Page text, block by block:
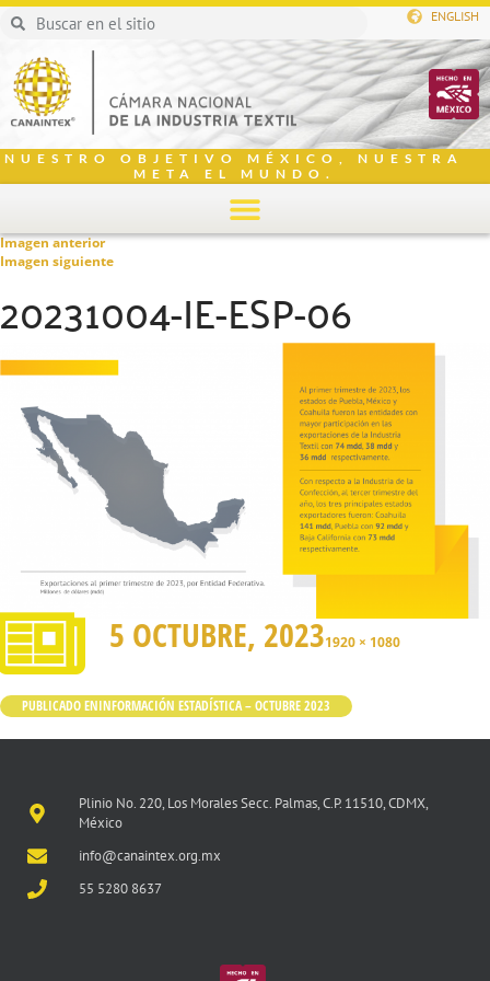
ENGLISH
NUESTRO OBJETIVO MÉXICO, NUESTRA
META EL MUNDO.
Imagen anterior
Imagen siguiente
20231004-IE-ESP-06
5 OCTUBRE, 20231920 × 1080
PUBLICADO ENINFORMACIÓN ESTADÍSTICA – OCTUBRE 2023
Plinio No. 220, Los Morales Secc. Palmas, C.P. 11510, CDMX,
México
info@canaintex.org.mx
55 5280 8637